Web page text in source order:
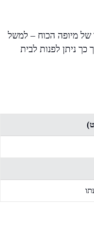
של מיופה הכוח – למשל
ניתן לפנות לבית